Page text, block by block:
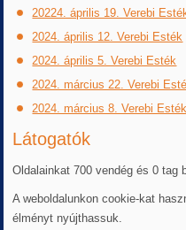
20224. április 19. Verebi
2024. április 12. Verebi Esték
2024. április 5. Verebi Esték
2024. március 22. Verebi
2024. március 8. Verebi Esték
Látogatók
Oldalainkat 700 vendég és 0 tag
A weboldalunkon cookie-kat
élményt nyújthassuk.